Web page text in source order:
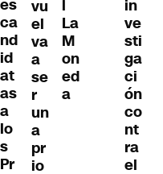
es
ca
nd
id
at
as
a
lo
s
Pr
vu
el
va
a
se
r
un
a
pr
io
l
La
M
on
ed
a
in
ve
sti
ga
ci
ón
co
nt
ra
el